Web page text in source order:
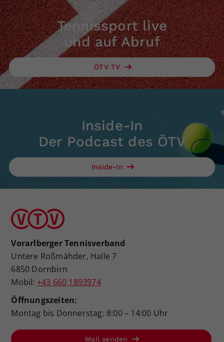
Tennissport live
und auf Abruf
ÖTV TV
Inside-In
Der Podcast des ÖTV
Inside-In
Vorarlberger Tennisverband
Untere Roßmähder, Halle 7
6850 Dornbirn
Mobil: +43 660 1893974
Öffnungszeiten:
Montag bis Donnerstag: 8:00 – 14:00 Uhr
Mail senden